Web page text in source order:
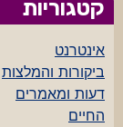
קטגוריות
אינטרנט
ביקורות והמלצות
דעות ומאמרים
החיים